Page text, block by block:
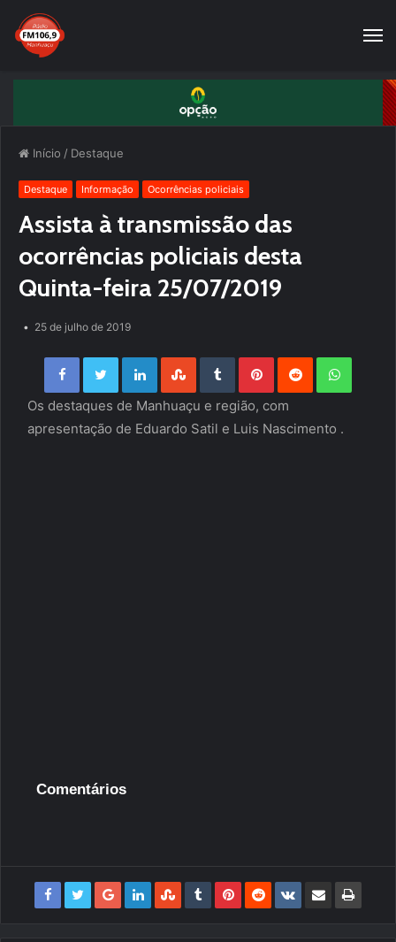
Início / Destaque
Destaque Informação Ocorrências policiais
Assista à transmissão das
ocorrências policiais desta
Quinta-feira 25/07/2019
25 de julho de 2019
Facebook Twitter LinkedIn StumbleUpon Tumblr Pinterest Reddit
Os destaques de Manhuaçu e região, com
apresentação de Eduardo Satil e Luis Nascimento .
Comentários